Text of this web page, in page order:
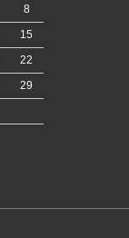
8
15
22
29